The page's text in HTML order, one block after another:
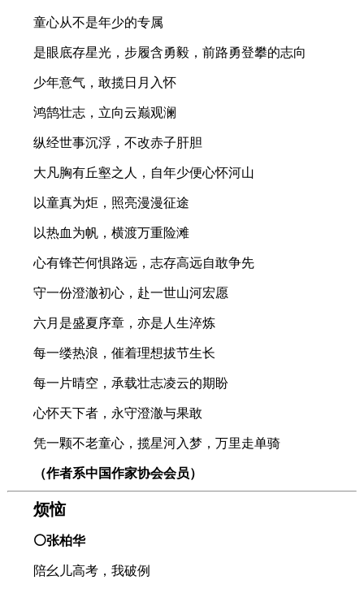
童心从不是年少的专属
是眼底存星光，步履含勇毅，前路勇登攀的志向
少年意气，敢揽日月入怀
鸿鹄壮志，立向云巅观澜
纵经世事沉浮，不改赤子肝胆
大凡胸有丘壑之人，自年少便心怀河山
以童真为炬，照亮漫漫征途
以热血为帆，横渡万重险滩
心有锋芒何惧路远，志存高远自敢争先
守一份澄澈初心，赴一世山河宏愿
六月是盛夏序章，亦是人生淬炼
每一缕热浪，催着理想拔节生长
每一片晴空，承载壮志凌云的期盼
心怀天下者，永守澄澈与果敢
凭一颗不老童心，揽星河入梦，万里走单骑
（作者系中国作家协会会员）
烦恼
⚪张柏华
陪幺儿高考，我破例